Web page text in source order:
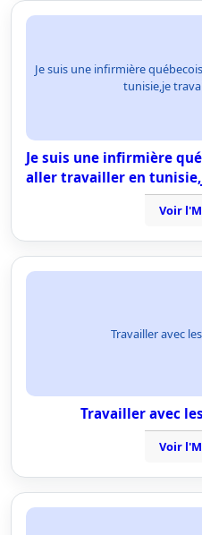
Je suis une infirmière
tunisie,je
Je suis une infirmière
aller travailler en
Voir
Travailler avec
Travailler avec
Voir